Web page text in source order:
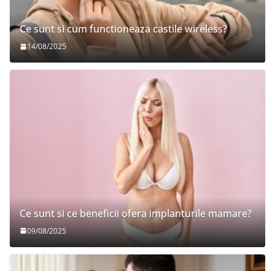
Ce sunt si cum functioneaza castile wireless?
14/08/2025
Ce sunt si ce beneficii ofera implanturile mamare?
09/08/2025